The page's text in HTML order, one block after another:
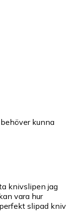
kunna
knivslipen jag
vara hur
slipad kniv